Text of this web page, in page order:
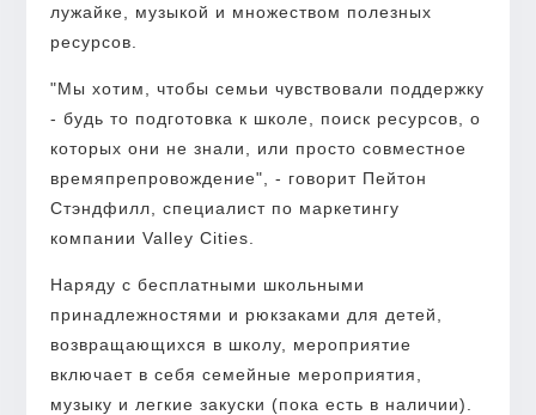
лужайке, музыкой и множеством полезных
ресурсов.
"Мы хотим, чтобы семьи чувствовали поддержку
- будь то подготовка к школе, поиск ресурсов, о
которых они не знали, или просто совместное
времяпрепровождение", - говорит Пейтон
Стэндфилл, специалист по маркетингу
компании Valley Cities.
Наряду с бесплатными школьными
принадлежностями и рюкзаками для детей,
возвращающихся в школу, мероприятие
включает в себя семейные мероприятия,
музыку и легкие закуски (пока есть в наличии).